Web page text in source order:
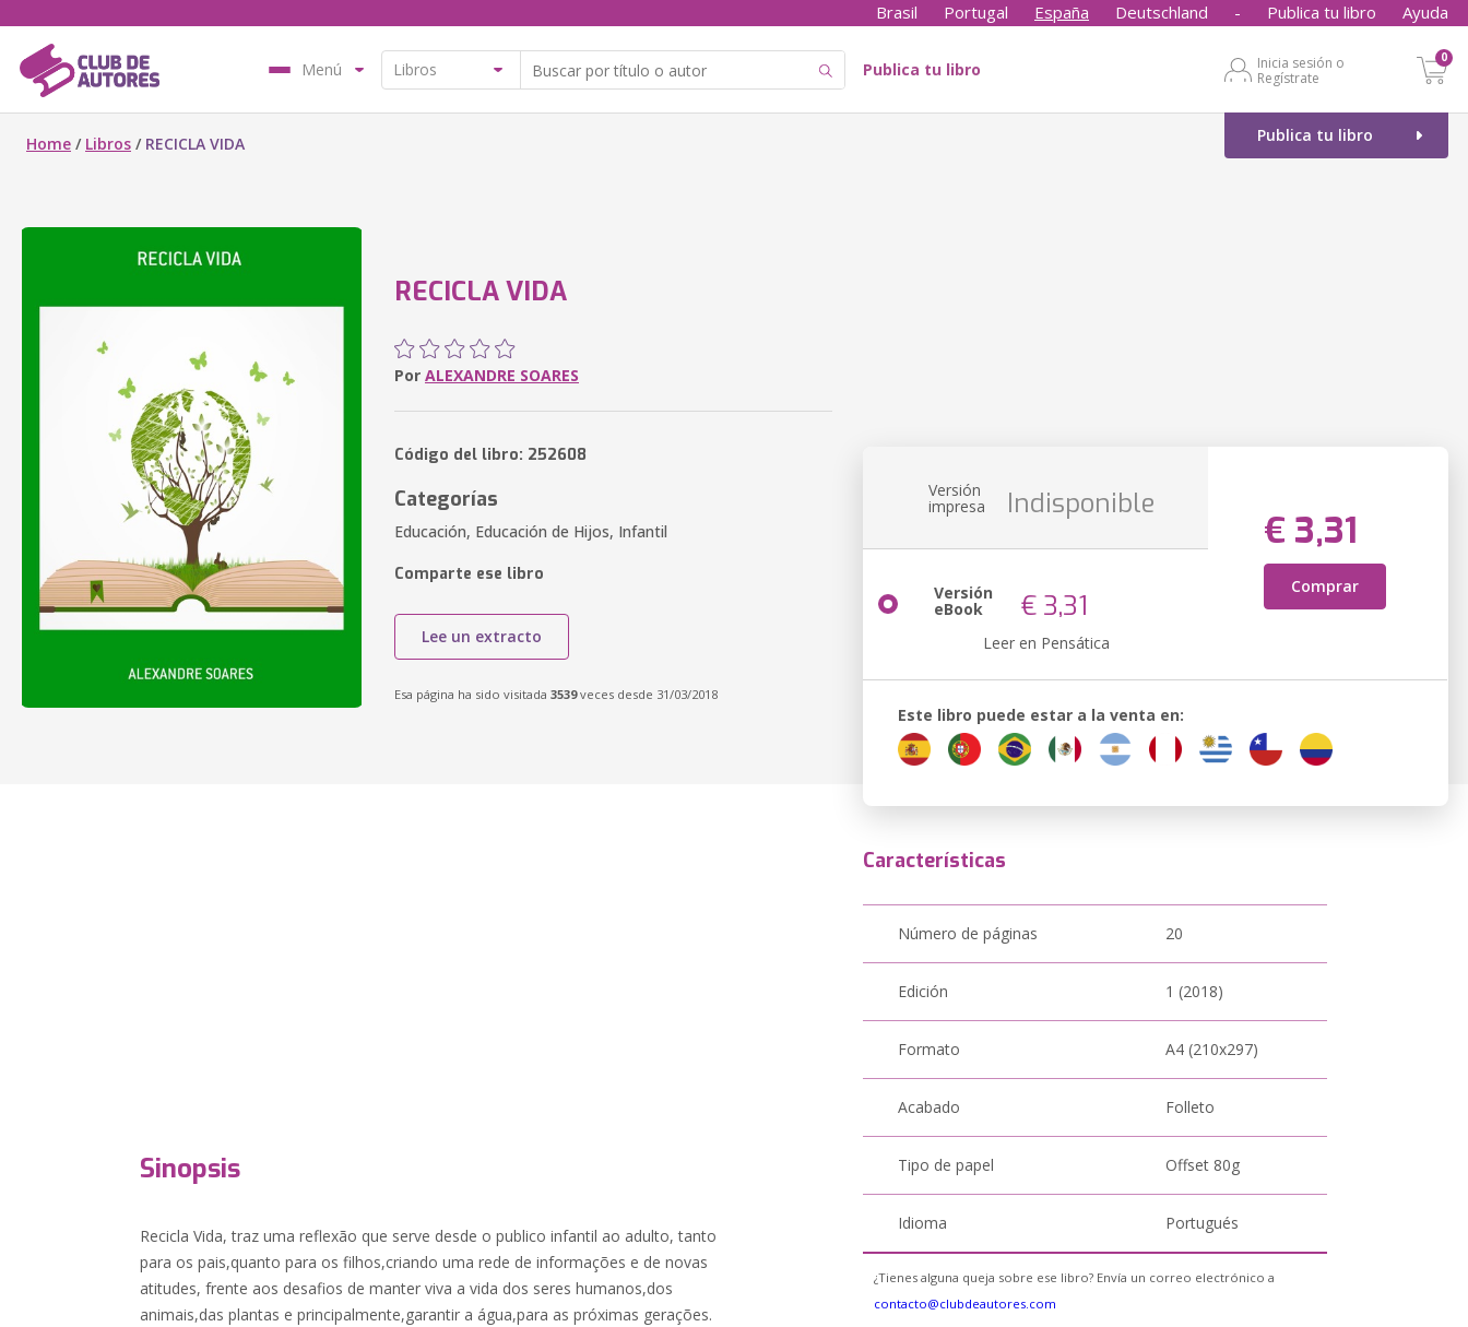
Brasil Portugal España Deutschland - Publica tu libro Ayuda
Menú Publica tu libro
Inicia sesión o
Regístrate
0
Publica tu libro
Home / Libros / RECICLA VIDA
RECICLA VIDA
Por ALEXANDRE SOARES
Código del libro: 252608
Categorías
Educación, Educación de Hijos, Infantil
Comparte ese libro
Lee un extracto
Esa página ha sido visitada 3539veces desde 31/03/2018
Versión
impresa Indisponible
€ 3,31
Comprar
Versión
eBook € 3,31
Leer en Pensática
Este libro puede estar a la venta en:
Sinopsis
Recicla Vida, traz uma reflexão que serve desde o publico infantil ao adulto, tanto
para os pais,quanto para os filhos,criando uma rede de informações e de novas
atitudes, frente aos desafios de manter viva a vida dos seres humanos,dos
animais,das plantas e principalmente,garantir a água,para as próximas gerações.
Características
Número de páginas 20
Edición 1 (2018)
Formato A4 (210x297)
Acabado Folleto
Tipo de papel Offset 80g
Idioma Portugués
¿Tienes alguna queja sobre ese libro? Envía un correo electrónico a
contacto@clubdeautores.com